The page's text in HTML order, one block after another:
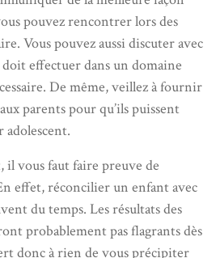
pouvez rencontrer lors des
Vous pouvez aussi discuter avec
doit effectuer dans un domaine
De même, veillez à fournir
parents pour qu’ils puissent
adolescent.
il vous faut faire preuve de
effet, réconcilier un enfant avec
du temps. Les résultats des
probablement pas flagrants dès
donc à rien de vous précipiter